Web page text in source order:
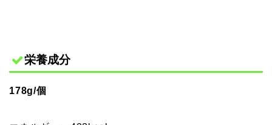
栄養成分
178g/個